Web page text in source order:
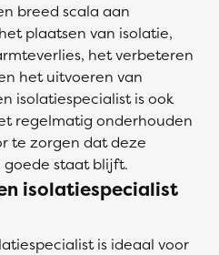
breed scala aan
plaatsen van isolatie,
het verbeteren
het uitvoeren van
isolatiespecialist is ook
regelmatig onderhouden
te zorgen dat deze
staat blijft.
isolatiespecialist
is ideaal voor